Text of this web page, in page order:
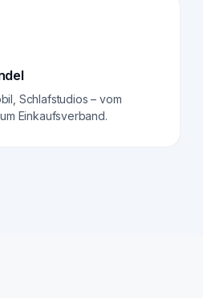
Schlafstudios – vom
Einkaufsverband.